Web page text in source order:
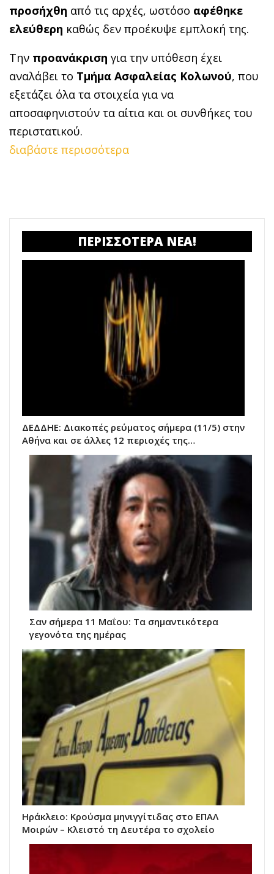
προσήχθη από τις αρχές, ωστόσο αφέθηκε
ελεύθερη καθώς δεν προέκυψε εμπλοκή της.
Την προανάκριση για την υπόθεση έχει
αναλάβει το Τμήμα Ασφαλείας Κολωνού, που
εξετάζει όλα τα στοιχεία για να
αποσαφηνιστούν τα αίτια και οι συνθήκες του
περιστατικού.
διαβάστε περισσότερα
ΠΕΡΙΣΣΟΤΕΡΑ ΝΕΑ!
ΔΕΔΔΗΕ: Διακοπές ρεύματος σήμερα (11/5) στην
Αθήνα και σε άλλες 12 περιοχές της…
Σαν σήμερα 11 Μαΐου: Τα σημαντικότερα
γεγονότα της ημέρας
Ηράκλειο: Κρούσμα μηνιγγίτιδας στο ΕΠΑΛ
Μοιρών – Κλειστό τη Δευτέρα το σχολείο